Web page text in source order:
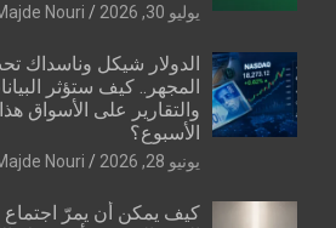
يوليو 30, 2026 Nouri
الدولار شيكل وناسداك
المجهر.. كيف ستؤثر
والتقارير على الأسواق هذا
الأسبوع؟
يونيو 28, 2026 Nouri
كيف يمكن أن يمرّ اجتماع